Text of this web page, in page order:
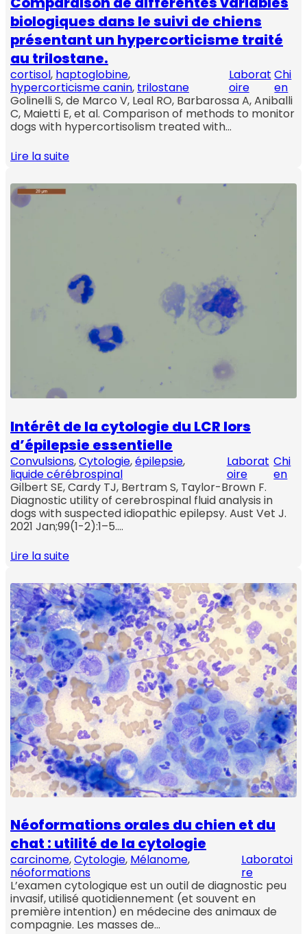
biologiques dans le suivi de chiens
présentant un hypercorticisme traité
au trilostane.
cortisol, haptoglobine,
hypercorticisme canin, trilostane
Laborat
oire
Chi
en
Golinelli S, de Marco V, Leal RO, Barbarossa A, Aniballi
C, Maietti E, et al. Comparison of methods to monitor
dogs with hypercortisolism treated with…
Lire la suite
Intérêt de la cytologie du LCR lors
d’épilepsie essentielle
Convulsions, Cytologie, épilepsie,
liquide cérébrospinal
Laborat
oire
Chi
en
Gilbert SE, Cardy TJ, Bertram S, Taylor-Brown F.
Diagnostic utility of cerebrospinal fluid analysis in
dogs with suspected idiopathic epilepsy. Aust Vet J.
2021 Jan;99(1-2):1–5.…
Lire la suite
Néoformations orales du chien et du
chat : utilité de la cytologie
carcinome, Cytologie, Mélanome,
néoformations
Laboratoi
re
L’examen cytologique est un outil de diagnostic peu
invasif, utilisé quotidiennement (et souvent en
première intention) en médecine des animaux de
compagnie. Les masses de…